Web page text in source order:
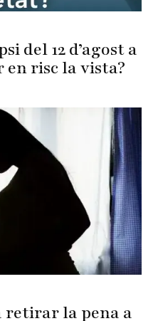
del 12 d’agost a
en risc la vista?
retirar la pena a